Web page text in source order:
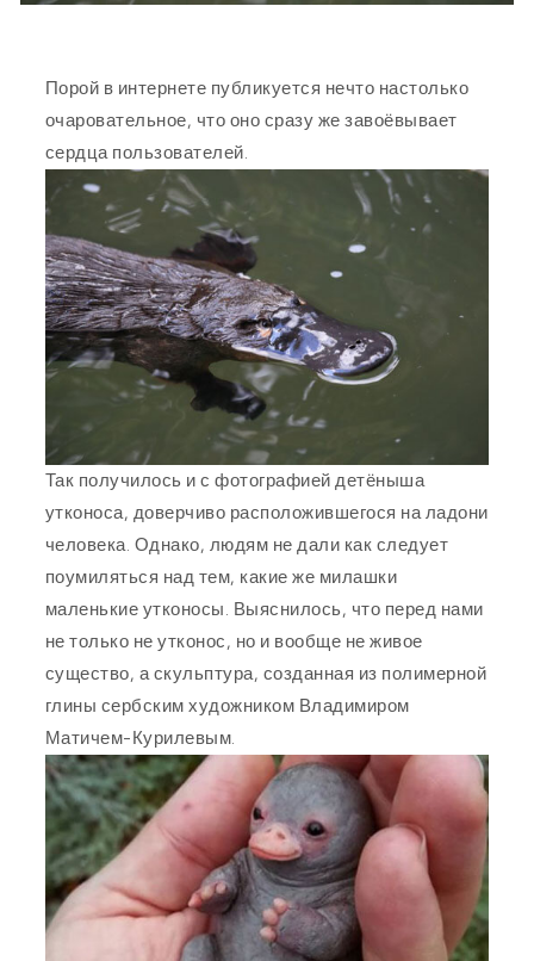
Порой в интернете публикуется нечто настолько
очаровательное, что оно сразу же завоёвывает
сердца пользователей.
Так получилось и с фотографией детёныша
утконоса, доверчиво расположившегося на ладони
человека. Однако, людям не дали как следует
поумиляться над тем, какие же милашки
маленькие утконосы. Выяснилось, что перед нами
не только не утконос, но и вообще не живое
существо, а скульптура, созданная из полимерной
глины сербским художником Владимиром
Матичем-Курилевым.